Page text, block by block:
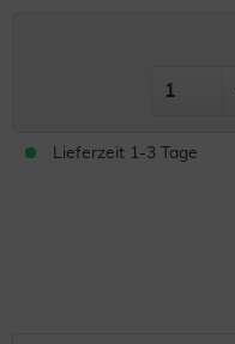
Lieferzeit 1-3 Tage